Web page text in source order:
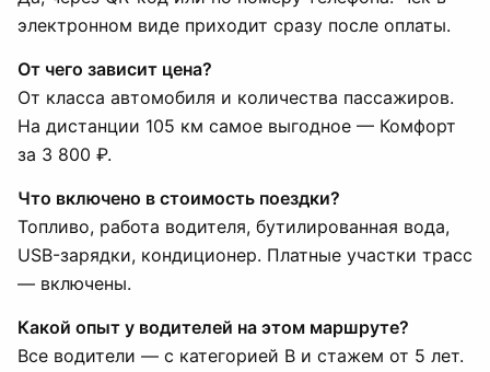
электронном виде приходит сразу после оплаты.
От чего зависит цена?
От класса автомобиля и количества пассажиров.
На дистанции 105 км самое выгодное — Комфорт
за 3 800 ₽.
Что включено в стоимость поездки?
Топливо, работа водителя, бутилированная вода,
USB-зарядки, кондиционер. Платные участки трасс
— включены.
Какой опыт у водителей на этом маршруте?
Все водители — с категорией B и стажем от 5 лет.